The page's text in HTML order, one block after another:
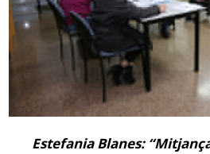
Estefania Blanes: